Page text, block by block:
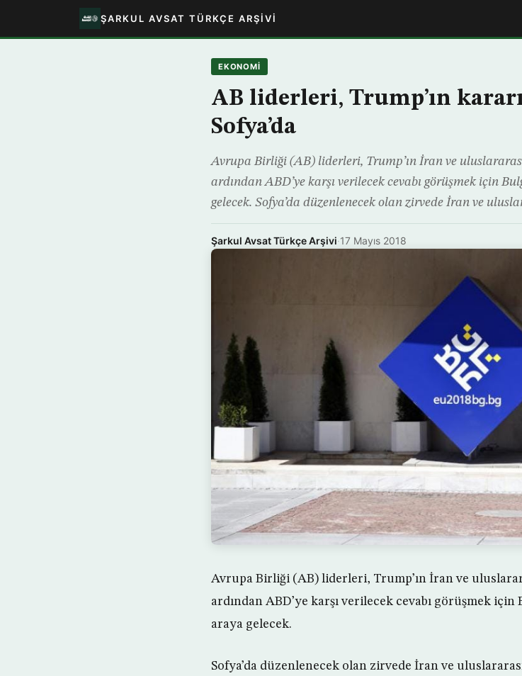
ŞARKUL AVSAT TÜRKÇE ARŞIVI
EKONOMİ
AB liderleri, Trump’ın
Sofya’da
Avrupa Birliği (AB) liderleri, Trump’ın İran ve
ardından ABD’ye karşı verilecek cevabı görüşmek için
gelecek. Sofya’da düzenlenecek olan zirvede İran ve
Şarkul Avsat Türkçe Arşivi·17 Mayıs 2018
Avrupa Birliği (AB) liderleri, Trump’ın İran ve
ardından ABD’ye karşı verilecek cevabı görüşmek için
araya gelecek.
Sofya’da düzenlenecek olan zirvede İran ve